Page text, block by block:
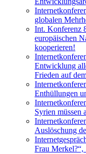
globalen
Int. Konferenz
europäischen
kooperieren!
Entwicklung
Frieden auf
Enthüllungen
Syrien müssen
Auslöschung
Frau Merkel?“,